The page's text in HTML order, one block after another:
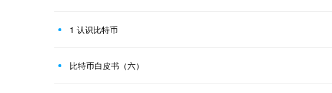
1 认识比特币
比特币白皮书（六）